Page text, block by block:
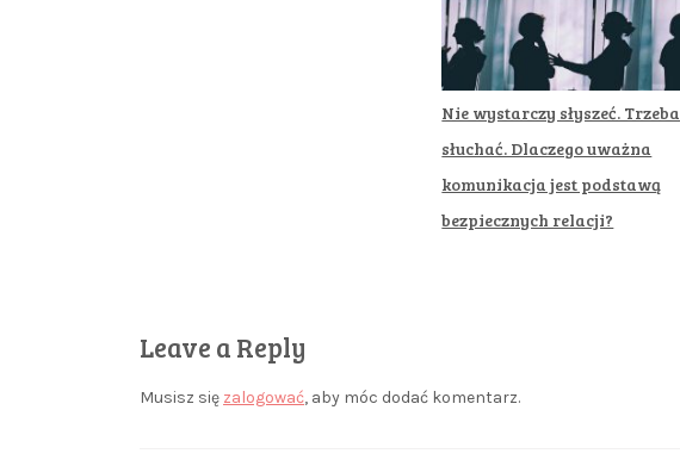
Nie wystarczy słyszeć. Trzeba
słuchać. Dlaczego uważna
komunikacja jest podstawą
bezpiecznych relacji?
Leave a Reply
Musisz się zalogować, aby móc dodać komentarz.